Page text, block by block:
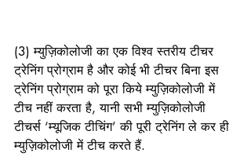
(3) म्युज़िकोलोजी का एक विश्व स्तरीय टीचर
ट्रेनिंग प्रोग्राम है और कोई भी टीचर बिना इस
ट्रेनिंग प्रोग्राम को पूरा किये म्युज़िकोलोजी में
टीच नहीं करता है, यानी सभी म्युज़िकोलोजी
टीचर्स ‘म्यूजिक टीचिंग’ की पूरी ट्रेनिंग ले कर ही
म्युज़िकोलोजी में टीच करते हैं.